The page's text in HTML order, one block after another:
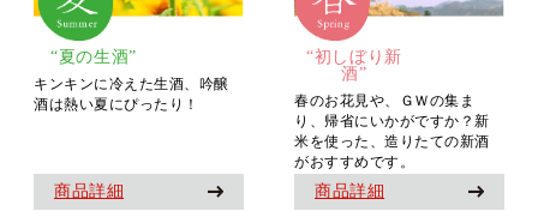
“初しぼり新
酒”
春のお花見や、ＧＷの集ま
り、帰省にいかがですか？新
米を使った、造りたての新酒
がおすすめです。
商品詳細
“夏の生酒”
キンキンに冷えた生酒、吟醸
酒は熱い夏にぴったり！
商品詳細